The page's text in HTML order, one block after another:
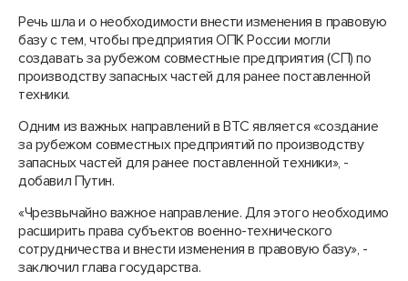
Речь шла и о необходимости внести изменения в правовую
базу с тем, чтобы предприятия ОПК России могли
создавать за рубежом совместные предприятия (СП) по
производству запасных частей для ранее поставленной
техники.
Одним из важных направлений в ВТС является «создание
за рубежом совместных предприятий по производству
запасных частей для ранее поставленной техники», -
добавил Путин.
«Чрезвычайно важное направление. Для этого необходимо
расширить права субъектов военно-технического
сотрудничества и внести изменения в правовую базу», -
заключил глава государства.